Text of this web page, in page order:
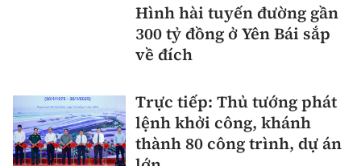
Hình hài tuyến đường gần
300 tỷ đồng ở Yên Bái sắp
về đích
Trực tiếp: Thủ tướng phát
lệnh khởi công, khánh
thành 80 công trình, dự án